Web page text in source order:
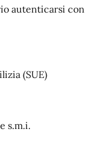
autenticarsi con
(SUE)
s.m.i.